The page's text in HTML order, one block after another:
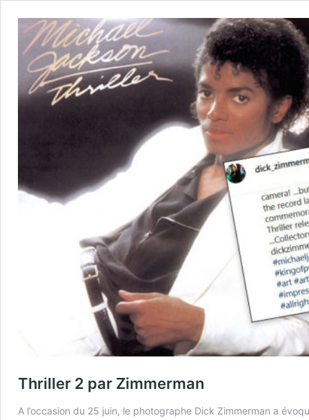
Thriller 2 par Zimmerman
A l’occasion du 25 juin, le photographe Dick Zimmerman a